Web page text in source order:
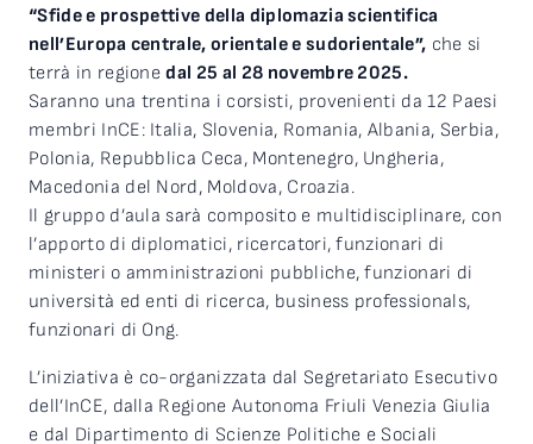
“Sfide e prospettive della diplomazia scientifica
nell’Europa centrale, orientale e sudorientale”, che si
terrà in regionedal 25 al 28 novembre 2025.
Saranno una trentina i corsisti, provenienti da 12 Paesi
membri InCE: Italia, Slovenia, Romania, Albania, Serbia,
Polonia, Repubblica Ceca, Montenegro, Ungheria,
Macedonia del Nord, Moldova, Croazia.
Il gruppo d’aula sarà composito e multidisciplinare, con
l’apporto di diplomatici, ricercatori, funzionari di
ministeri o amministrazioni pubbliche, funzionari di
università ed enti di ricerca, business professionals,
funzionari di Ong.
L’iniziativa è co-organizzata dal Segretariato Esecutivo
dell’InCE, dalla Regione Autonoma Friuli Venezia Giulia
e dal Dipartimento di Scienze Politiche e Sociali